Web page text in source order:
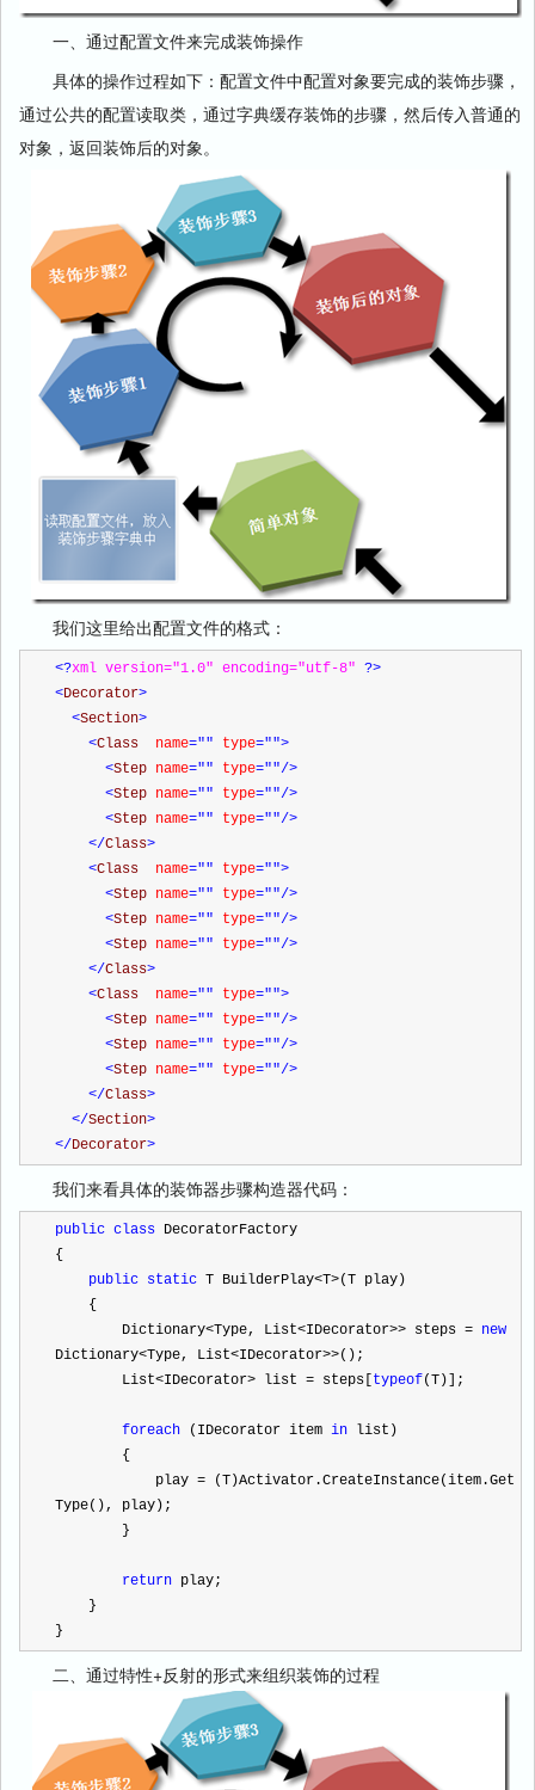
一、通过配置文件来完成装饰操作
具体的操作过程如下：配置文件中配置对象要完成的装饰步骤，
通过公共的配置读取类，通过字典缓存装饰的步骤，然后传入普通的
对象，返回装饰后的对象。
我们这里给出配置文件的格式：
<?xml version="1.0" encoding="utf-8" ?>
<Decorator>
<Section>
<Class name="" type="">
<Step name="" type=""/>
<Step name="" type=""/>
<Step name="" type=""/>
</Class>
<Class name="" type="">
<Step name="" type=""/>
<Step name="" type=""/>
<Step name="" type=""/>
</Class>
<Class name="" type="">
<Step name="" type=""/>
<Step name="" type=""/>
<Step name="" type=""/>
</Class>
</Section>
</Decorator>
我们来看具体的装饰器步骤构造器代码：
public class DecoratorFactory
{
public static T BuilderPlay<T>(T play)
    {
        Dictionary
<Type, List<IDecorator>> steps = new
Dictionary<Type, List<IDecorator>>();
        List
<IDecorator> list = steps[ typeof(T)];
foreach (IDecorator item in list)
        {
            play
= (T)Activator.CreateInstance(item.Get
Type(), play);
        }
return play;
    }
}
二、通过特性+反射的形式来组织装饰的过程